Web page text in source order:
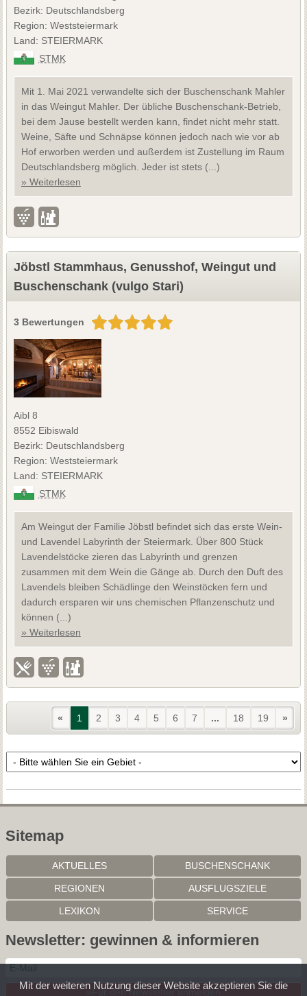
Bezirk: Deutschlandsberg
Region: Weststeiermark
Land: STEIERMARK
STMK
Mit 1. Mai 2021 verwandelte sich der Buschenschank Mahler
in das Weingut Mahler. Der übliche Buschenschank-Betrieb,
bei dem Jause bestellt werden kann, findet nicht mehr statt.
Weine, Säfte und Schnäpse können jedoch nach wie vor ab
Hof erworben werden und außerdem ist Zustellung im Raum
Deutschlandsberg möglich. Jeder ist stets (...)
» Weiterlesen
Jöbstl Stammhaus, Genusshof, Weingut und
Buschenschank (vulgo Stari)
3 Bewertungen
Aibl 8
8552 Eibiswald
Bezirk: Deutschlandsberg
Region: Weststeiermark
Land: STEIERMARK
STMK
Am Weingut der Familie Jöbstl befindet sich das erste Wein-
und Lavendel Labyrinth der Steiermark. Über 800 Stück
Lavendelstöcke zieren das Labyrinth und grenzen
zusammen mit dem Wein die Gänge ab. Durch den Duft des
Lavendels bleiben Schädlinge den Weinstöcken fern und
dadurch ersparen wir uns chemischen Pflanzenschutz und
können (...)
» Weiterlesen
« 1 2 3 4 5 6 7 ... 18 19 »
Sitemap
AKTUELLES BUSCHENSCHANK
REGIONEN AUSFLUGSZIELE
LEXIKON SERVICE
Newsletter: gewinnen & informieren
»Für den Newsletter anmelden
Mit der weiteren Nutzung dieser Website akzeptieren Sie die